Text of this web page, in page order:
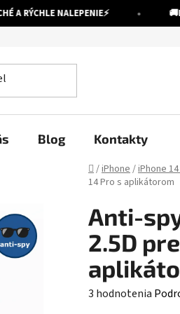
RÝCHLE NALEPENIE⚡
osobných údajov
Blog Kontakty
Domov
/iPhone/iPhone
14 Pro s aplikátorom
Anti-
2.5D
Priemerné
3 hodnotenia